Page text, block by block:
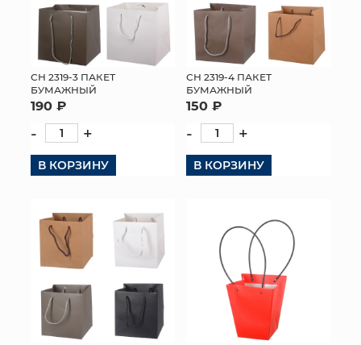
СН 2319-3 ПАКЕТ
БУМАЖНЫЙ
190 ₽
- +
В КОРЗИНУ
СН 2319-4 ПАКЕТ
БУМАЖНЫЙ
150 ₽
- +
В КОРЗИНУ